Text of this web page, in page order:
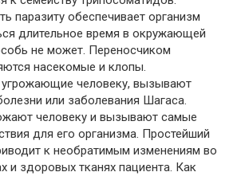
паразиту обеспечивает организм
длительное время в окружающей
не может. Переносчиком
насекомые и клопы.
человеку, вызывают
или заболевания Шагаса.
человеку и вызывают самые
для его организма. Простейший
к необратимым изменениям во
и здоровых тканях пациента. Как